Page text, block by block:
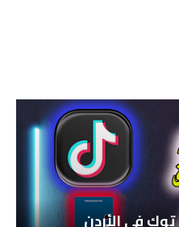
في الأردن